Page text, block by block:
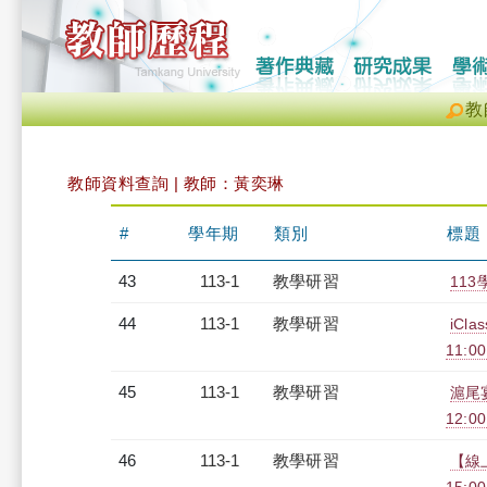
教
教師資料查詢 | 教師：黃奕琳
# 學年期 類別 標題
43 113-1 教學研習 113
44 113-1 教學研習
45 113-1 教學研習
滬尾
46 113-1 教學研習
【